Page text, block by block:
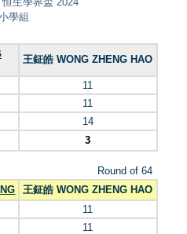
學組
王鉦皓 WONG ZHENG HAO
11
11
14
3
Round of 64
王鉦皓 WONG ZHENG HAO
11
11